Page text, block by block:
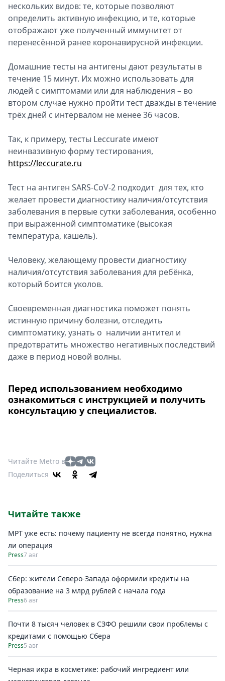
нескольких видов: те, которые позволяют
определить активную инфекцию, и те, которые
отображают уже полученный иммунитет от
перенесённой ранее коронавирусной инфекции.
Домашние тесты на антигены дают результаты в
течение 15 минут. Их можно использовать для
людей с симптомами или для наблюдения – во
втором случае нужно пройти тест дважды в течение
трёх дней с интервалом не менее 36 часов.
Так, к примеру, тесты Leccurate имеют
неинвазивную форму тестирования,
https://leccurate.ru
Тест на антиген SARS-CoV-2 подходит для тех, кто
желает провести диагностику наличия/отсутствия
заболевания в первые сутки заболевания, особенно
при выраженной симптоматике (высокая
температура, кашель).
Человеку, желающему провести диагностику
наличия/отсутствия заболевания для ребёнка,
который боится уколов.
Своевременная диагностика поможет понять
истинную причину болезни, отследить
симптоматику, узнать о наличии антител и
предотвратить множество негативных последствий
даже в период новой волны.
Перед использованием необходимо
ознакомиться с инструкцией и получить
консультацию у специалистов.
Читайте Metro в
Поделиться
Читайте также
МРТ уже есть: почему пациенту не всегда понятно, нужна
ли операция
Press7 авг
Сбер: жители Северо-Запада оформили кредиты на
образование на 3 млрд рублей с начала года
Press6 авг
Почти 8 тысяч человек в СЗФО решили свои проблемы с
кредитами с помощью Сбера
Press5 авг
Черная икра в косметике: рабочий ингредиент или